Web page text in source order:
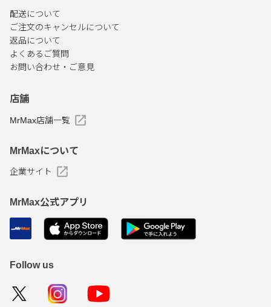
配送について
ご注文のキャンセルについて
返品について
よくあるご質問
お問い合わせ・ご意見
店舗
MrMax店舗一覧
MrMaxについて
企業サイト
MrMax公式アプリ
Follow us